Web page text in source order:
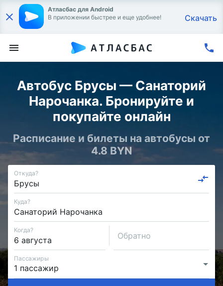
Атласбас для Android
В приложении быстрее и еще удобнее!
Скачать
Автобус Брусы — Санаторий
Нарочанка. Бронируйте и
покупайте онлайн
Расписание и билеты на автобусы от
4.8 BYN
Откуда?
Куда?
Когда?
Обратно
Пассажиры